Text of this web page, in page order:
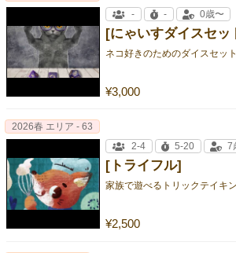
[にゃいすダイスセッ
¥3,000
-
- 0歳〜
[トライフル]
家族で遊べるトリックテイキ
¥2,500
2026春 エリア - 63
2-4
5-20 7